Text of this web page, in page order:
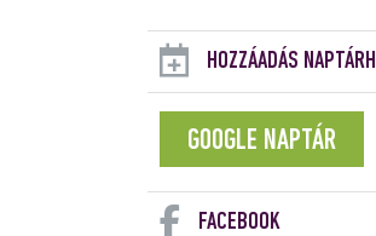
HOZZÁADÁS
GOOGLE NAPTÁR
FACEBOOK